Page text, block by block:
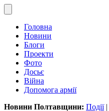
Головна
Новини
Блоги
Проекти
Фото
Досьє
Війна
Допомога армії
Новини Полтавщини: Події|